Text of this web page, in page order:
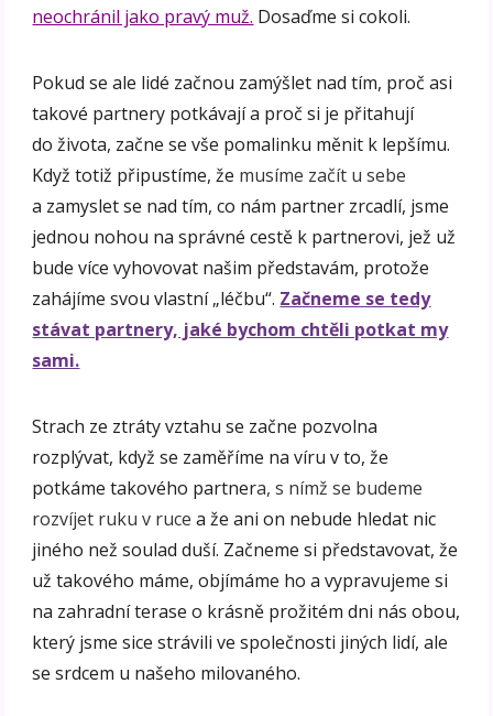
neochránil jako pravý muž. Dosaďme si cokoli.
Pokud se ale lidé začnou zamýšlet nad tím, proč asi
takové partnery potkávají a proč si je přitahují
do života, začne se vše pomalinku měnit k lepšímu.
Když totiž připustíme, že musíme začít u sebe
a zamyslet se nad tím, co nám partner zrcadlí, jsme
jednou nohou na správné cestě k partnerovi, jež už
bude více vyhovovat našim představám, protože
zahájíme svou vlastní „léčbu“. Začneme se tedy
stávat partnery, jaké bychom chtěli potkat my
sami.
Strach ze ztráty vztahu se začne pozvolna
rozplývat, když se zaměříme na víru v to, že
potkáme takového partnera,s nímž se budeme
rozvíjet ruku v ruce a že ani on nebude hledat nic
jiného než soulad duší. Začneme si představovat, že
už takového máme, objímáme ho a vypravujeme si
na zahradní terase o krásně prožitém dni nás obou,
který jsme sice strávili ve společnosti jiných lidí, ale
se srdcem u našeho milovaného.